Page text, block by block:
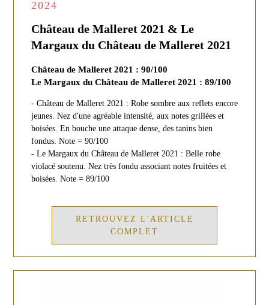
2024
Château de Malleret 2021 & Le
Margaux du Château de Malleret 2021
Château de Malleret 2021 : 90/100
Le Margaux du Château de Malleret 2021 : 89/100
- Château de Malleret 2021 : Robe sombre aux reflets encore
jeunes. Nez d'une agréable intensité, aux notes grillées et
boisées. En bouche une attaque dense, des tanins bien
fondus. Note = 90/100
- Le Margaux du Château de Malleret 2021 : Belle robe
violacé soutenu. Nez très fondu associant notes fruitées et
boisées. Note = 89/100
RETROUVEZ L'ARTICLE
COMPLET